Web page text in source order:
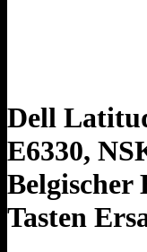
Dell
E6330,
Belgischer
Tasten